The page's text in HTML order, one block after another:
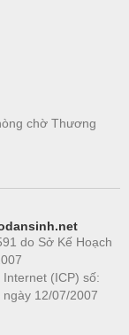
chờ Thương
do Sở Kế Hoạch
(ICP) số:
12/07/2007